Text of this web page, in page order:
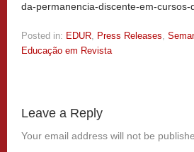
da-permanencia-discente-em-cursos-
Posted in: EDUR, Press Releases,
Educação em Revista
Leave a Reply
Your email address will not be